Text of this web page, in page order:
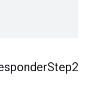
Step2